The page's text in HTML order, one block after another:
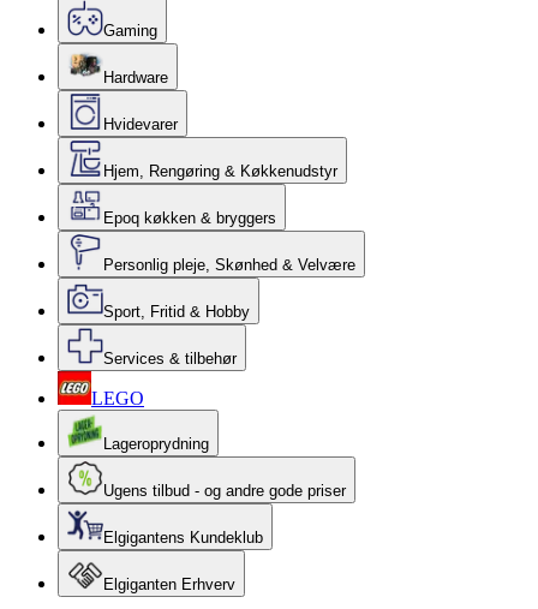
Gaming
Hardware
Hvidevarer
Hjem, Rengøring & Køkkenudstyr
Epoq køkken & bryggers
Personlig pleje, Skønhed & Velvære
Sport, Fritid & Hobby
Services & tilbehør
LEGO
Lageroprydning
Ugens tilbud - og andre gode priser
Elgigantens Kundeklub
Elgiganten Erhverv